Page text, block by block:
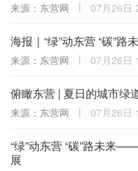
来源：东营网 07月26日
海报｜“绿”动东营 “碳”路
来源：东营网 07月26日
俯瞰东营 | 夏日的城市绿
来源：东营网 07月26日
“绿”动东营 “碳”路未来
展